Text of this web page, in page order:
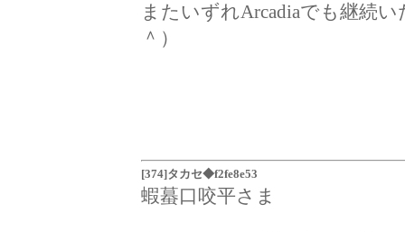
またいずれArcadiaでも継続
＾）
[374]タカセ◆f2fe8e53
蝦蟇口咬平さま